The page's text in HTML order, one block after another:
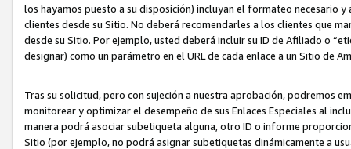
los hayamos puesto a su disposición) incluyan el formateo necesario
clientes desde su Sitio. No deberá recomendarles a los clientes que
desde su Sitio. Por ejemplo, usted deberá incluir su ID de Afiliado o
designar) como un parámetro en el URL de cada enlace a un Sitio de
Tras su solicitud, pero con sujeción a nuestra aprobación, podremos
monitorear y optimizar el desempeño de sus Enlaces Especiales al
manera podrá asociar subetiqueta alguna, otro ID o informe
Sitio (por ejemplo, no podrá asignar subetiquetas dinámicamente a